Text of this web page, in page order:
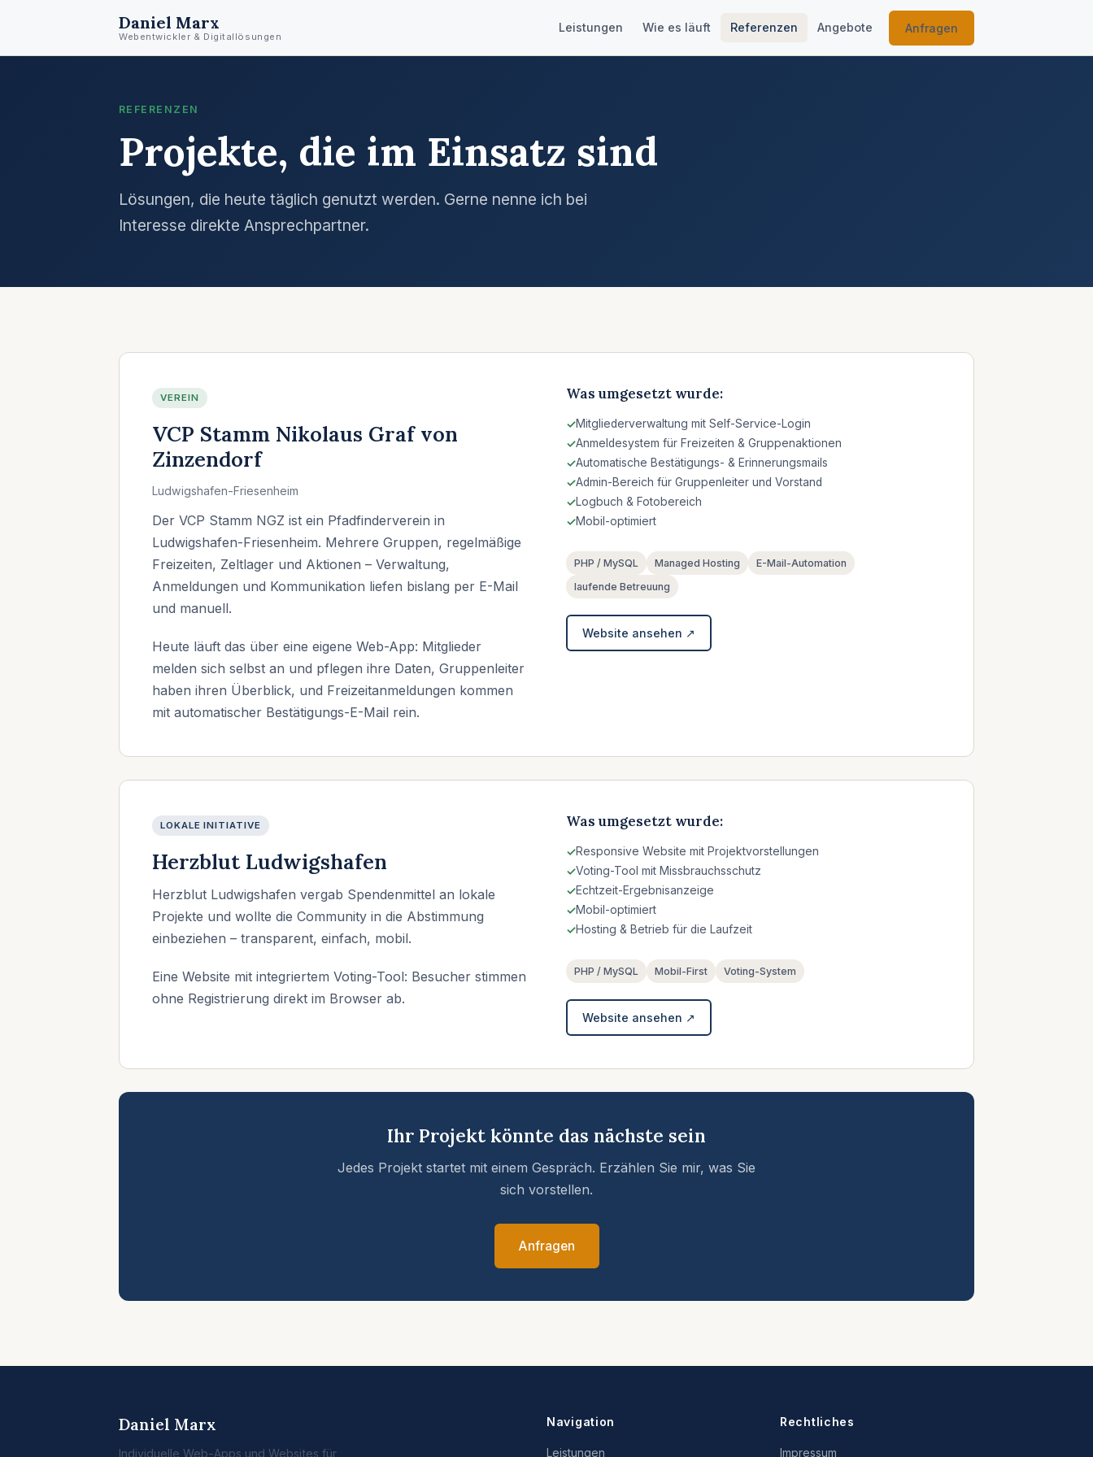
Daniel Marx
Webentwickler & Digitallösungen
Leistungen Wie es läuft Referenzen Angebote Anfragen
REFERENZEN
Projekte, die im Einsatz sind
Lösungen, die heute täglich genutzt werden. Gerne nenne ich bei
Interesse direkte Ansprechpartner.
VEREIN
VCP Stamm Nikolaus Graf von
Zinzendorf
Ludwigshafen-Friesenheim
Der VCP Stamm NGZ ist ein Pfadfinderverein in
Ludwigshafen-Friesenheim. Mehrere Gruppen, regelmäßige
Freizeiten, Zeltlager und Aktionen – Verwaltung,
Anmeldungen und Kommunikation liefen bislang per E-Mail
und manuell.
Heute läuft das über eine eigene Web-App: Mitglieder
melden sich selbst an und pflegen ihre Daten, Gruppenleiter
haben ihren Überblick, und Freizeitanmeldungen kommen
mit automatischer Bestätigungs-E-Mail rein.
Was umgesetzt wurde:
Mitgliederverwaltung mit Self-Service-Login
Anmeldesystem für Freizeiten & Gruppenaktionen
Automatische Bestätigungs- & Erinnerungsmails
Admin-Bereich für Gruppenleiter und Vorstand
Logbuch & Fotobereich
Mobil-optimiert
PHP / MySQL Managed Hosting
E-Mail-Automation
laufende Betreuung
Website ansehen ↗
LOKALE INITIATIVE
Herzblut Ludwigshafen
Herzblut Ludwigshafen vergab Spendenmittel an lokale
Projekte und wollte die Community in die Abstimmung
einbeziehen – transparent, einfach, mobil.
Eine Website mit integriertem Voting-Tool: Besucher stimmen
ohne Registrierung direkt im Browser ab.
Was umgesetzt wurde:
Responsive Website mit Projektvorstellungen
Voting-Tool mit Missbrauchsschutz
Echtzeit-Ergebnisanzeige
Mobil-optimiert
Hosting & Betrieb für die Laufzeit
PHP / MySQL Mobil-First Voting-System
Website ansehen ↗
Ihr Projekt könnte das nächste sein
Jedes Projekt startet mit einem Gespräch. Erzählen Sie mir, was Sie
sich vorstellen.
Anfragen
Daniel Marx
Individuelle Web-Apps und Websites für
Navigation
Leistungen
Rechtliches
Impressum